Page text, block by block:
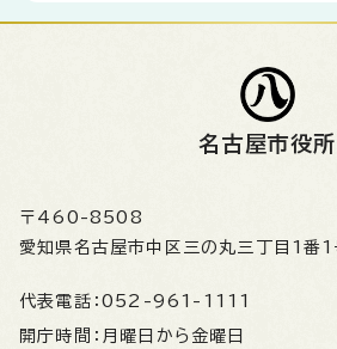
名古屋市役所
〒460-8508
愛知県名古屋市中区三の丸三丁目1番1
代表電話： 052-961-1111
開庁時間： 月曜日から金曜日